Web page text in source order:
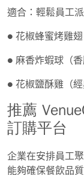
適合：輕鬆員工
● 花椒蜂蜜烤雞翅
● 麻香炸蝦球 （
● 花椒鹽酥雞 （
推薦
訂購平台
企業在安排員工
能夠確保餐飲品